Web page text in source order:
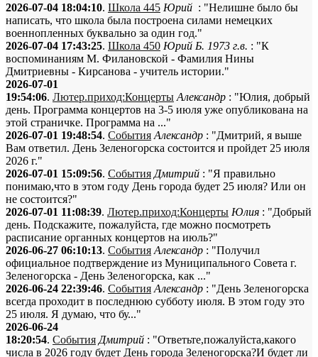
2026-07-04 18:04:10. Школа 445 Юрий : "Нелишне было бы
написать, что школа была построена силами немецких
военнопленных буквально за один год."
2026-07-04 17:43:25. Школа 450 Юрий Б. 1973 г.в. : "К
воспоминаниям М. Филановской - Фамилия Нины
Дмитриевны - Кирсанова - учитель истории."
2026-07-01
19:54:06. Лютер.приход:Концерты Александр : "Юлия, добрый
день. Программа концертов на 3-5 июля уже опубликована на
этой страничке. Программа на ..."
2026-07-01 19:48:54. События Александр : "Дмитрий, я выше
Вам ответил. День Зеленогорска состоится и пройдет 25 июля
2026 г."
2026-07-01 15:09:56. События Дмитрий : "Я правильно
понимаю,что в этом году День города будет 25 июля? Или он
не состоится?"
2026-07-01 11:08:39. Лютер.приход:Концерты Юлия : "Добрый
день. Подскажите, пожалуйста, где можно посмотреть
расписание органных концертов на июль?"
2026-06-27 06:10:13. События Александр : "Получил
официальное подтверждение из Муниципального Совета г.
Зеленогорска - День Зеленогорска, как ..."
2026-06-24 22:39:46. События Александр : "День Зеленогорска
всегда проходит в последнюю субботу июля. В этом году это
25 июля. Я думаю, что бу..."
2026-06-24
18:20:54. События Дмитрий : "Ответьте,пожалуйста,какого
числа в 2026 году будет День города Зеленогорска?И будет ли